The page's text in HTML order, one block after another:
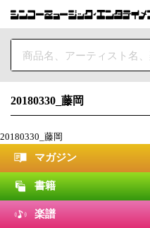
20180330_藤岡
20180330_藤岡
マガジン
書籍
楽譜